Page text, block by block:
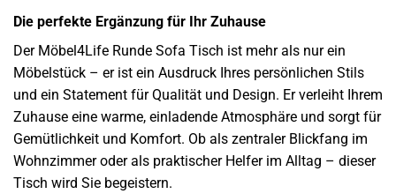
Die perfekte Ergänzung für Ihr Zuhause
Der Möbel4Life Runde Sofa Tisch ist mehr als nur ein
Möbelstück – er ist ein Ausdruck Ihres persönlichen Stils
und ein Statement für Qualität und Design. Er verleiht Ihrem
Zuhause eine warme, einladende Atmosphäre und sorgt für
Gemütlichkeit und Komfort. Ob als zentraler Blickfang im
Wohnzimmer oder als praktischer Helfer im Alltag – dieser
Tisch wird Sie begeistern.